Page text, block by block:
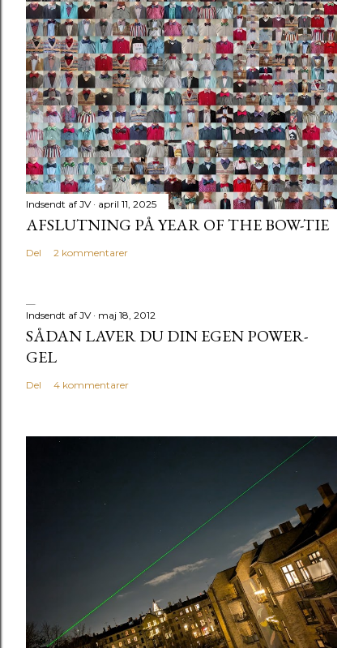
o
m
m
e
n
t
a
r
Indsendt af JV april 11, 2025
AFSLUTNING PÅ YEAR OF THE BOW-TIE
Del 2 kommentarer
Indsendt af JV maj 18, 2012
SÅDAN LAVER DU DIN EGEN POWER-
GEL
Del 4 kommentarer